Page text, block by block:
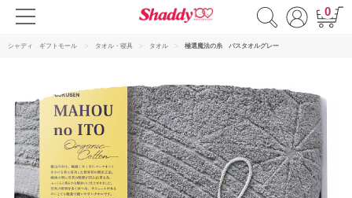
0
シャディ ギフトモール タオル・寝具 タオル 極選魔法の糸 バスタオルグレー